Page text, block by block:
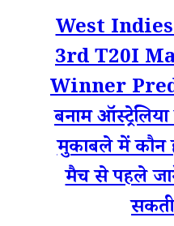
West
3rd T20I
Winner
बनाम
मुकाबले में कौन
मैच से पहले